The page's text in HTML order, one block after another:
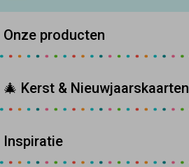
Onze producten
🎄 Kerst & Nieuwjaarskaarten
Inspiratie